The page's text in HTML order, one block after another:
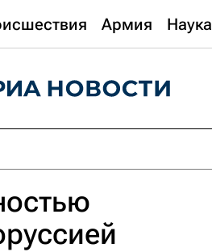
Армия Наука